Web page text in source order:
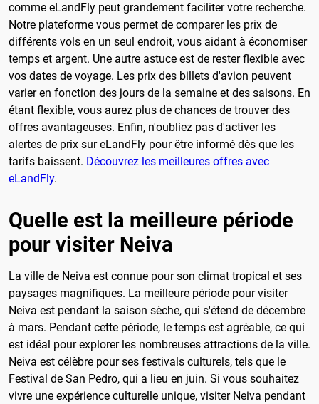
comme eLandFly peut grandement faciliter votre recherche.
Notre plateforme vous permet de comparer les prix de
différents vols en un seul endroit, vous aidant à économiser
temps et argent. Une autre astuce est de rester flexible avec
vos dates de voyage. Les prix des billets d'avion peuvent
varier en fonction des jours de la semaine et des saisons. En
étant flexible, vous aurez plus de chances de trouver des
offres avantageuses. Enfin, n'oubliez pas d'activer les
alertes de prix sur eLandFly pour être informé dès que les
tarifs baissent. Découvrez les meilleures offres avec
eLandFly.
Quelle est la meilleure période
pour visiter Neiva
La ville de Neiva est connue pour son climat tropical et ses
paysages magnifiques. La meilleure période pour visiter
Neiva est pendant la saison sèche, qui s'étend de décembre
à mars. Pendant cette période, le temps est agréable, ce qui
est idéal pour explorer les nombreuses attractions de la ville.
Neiva est célèbre pour ses festivals culturels, tels que le
Festival de San Pedro, qui a lieu en juin. Si vous souhaitez
vivre une expérience culturelle unique, visiter Neiva pendant